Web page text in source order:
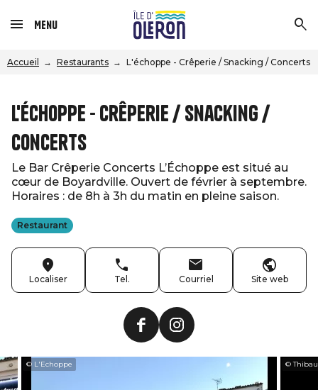
Menu
Accueil Restaurants L'échoppe - Crêperie / Snacking / Concerts
L'échoppe - Crêperie / Snacking /
Concerts
Le Bar Crêperie Concerts L’Échoppe est situé au
cœur de Boyardville. Ouvert de février à septembre.
Horaires : de 8h à 3h du matin en pleine saison.
Restaurant
Localiser Tel. Courriel Site web
© L'Echoppe ©